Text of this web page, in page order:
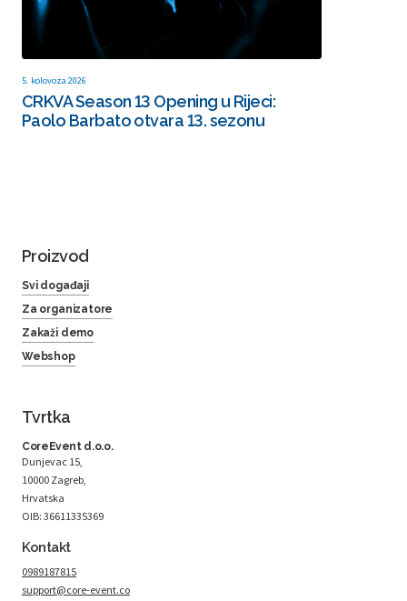
5. kolovoza 2026
CRKVA Season 13 Opening u Rijeci:
Paolo Barbato otvara 13. sezonu
Proizvod
Svi događaji
Za organizatore
Zakaži demo
Webshop
Tvrtka
CoreEvent d.o.o.
Dunjevac 15,
10000 Zagreb,
Hrvatska
OIB: 36611335369
Kontakt
0989187815
support@core-event.co